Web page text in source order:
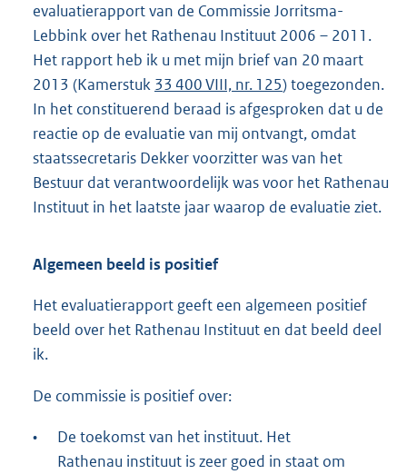
evaluatierapport van de Commissie Jorritsma-
Lebbink over het Rathenau Instituut 2006 – 2011.
Het rapport heb ik u met mijn brief van 20 maart
2013 (Kamerstuk 33 400 VIII, nr. 125) toegezonden.
In het constituerend beraad is afgesproken dat u de
reactie op de evaluatie van mij ontvangt, omdat
staatssecretaris Dekker voorzitter was van het
Bestuur dat verantwoordelijk was voor het Rathenau
Instituut in het laatste jaar waarop de evaluatie ziet.
Algemeen beeld is positief
Het evaluatierapport geeft een algemeen positief
beeld over het Rathenau Instituut en dat beeld deel
ik.
De commissie is positief over:
•
De toekomst van het instituut. Het
Rathenau instituut is zeer goed in staat om